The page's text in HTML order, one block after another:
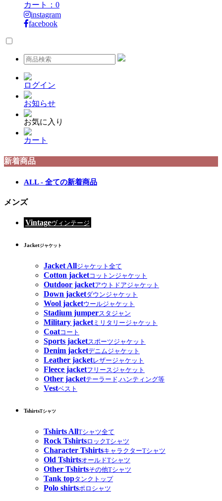
カート： 0
instagram
facebook
ログイン
お知らせ
お気に入り
カート
新着商品
ALL - 全ての新着商品
メンズ
Vintageヴィンテージ
Jacketジャケット
Jacket Allジャケット全て
Cotton jacketコットンジャケット
Outdoor jacketアウトドアジャケット
Down jacketダウンジャケット
Wool jacketウールジャケット
Stadium jumperスタジャン
Military jacketミリタリージャケット
Coatコート
Sports jacketスポーツジャケット
Denim jacketデニムジャケット
Leather jacketレザージャケット
Fleece jacketフリースジャケット
Other jacketテーラード,ハンティング等
Vestベスト
TshirtsTシャツ
Tshirts AllTシャツ全て
Rock TshirtsロックTシャツ
Character TshirtsキャラクターTシャツ
Old TshirtsオールドTシャツ
Other Tshirtsその他Tシャツ
Tank topタンクトップ
Polo shirtsポロシャツ